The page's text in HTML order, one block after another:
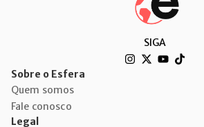
SIGA
Sobre o Esfera
Quem somos
Fale conosco
Legal